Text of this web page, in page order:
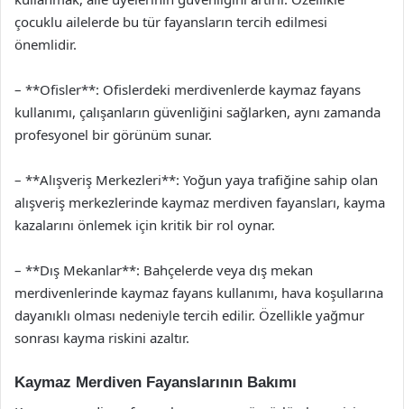
çocuklu ailelerde bu tür fayansların tercih edilmesi
önemlidir.
– **Ofisler**: Ofislerdeki merdivenlerde kaymaz fayans
kullanımı, çalışanların güvenliğini sağlarken, aynı zamanda
profesyonel bir görünüm sunar.
– **Alışveriş Merkezleri**: Yoğun yaya trafiğine sahip olan
alışveriş merkezlerinde kaymaz merdiven fayansları, kayma
kazalarını önlemek için kritik bir rol oynar.
– **Dış Mekanlar**: Bahçelerde veya dış mekan
merdivenlerinde kaymaz fayans kullanımı, hava koşullarına
dayanıklı olması nedeniyle tercih edilir. Özellikle yağmur
sonrası kayma riskini azaltır.
Kaymaz Merdiven Fayanslarının Bakımı